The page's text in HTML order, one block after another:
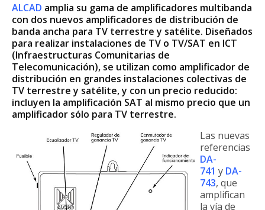
ALCAD amplia su gama de amplificadores multibanda
con dos nuevos amplificadores de distribución de
banda ancha para TV terrestre y satélite. Diseñados
para realizar instalaciones de TV o TV/SAT en ICT
(Infraestructuras Comunitarias de
Telecomunicación), se utilizan como amplificador de
distribución en grandes instalaciones colectivas de
TV terrestre y satélite, y con un precio reducido:
incluyen la amplificación SAT al mismo precio que un
amplificador sólo para TV terrestre.
Las nuevas
referencias
DA-
741 y DA-
743, que
amplifican
la vía de